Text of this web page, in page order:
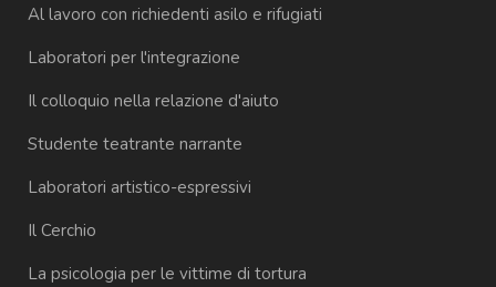
Al lavoro con richiedenti asilo e rifugiati
Laboratori per l'integrazione
Il colloquio nella relazione d'aiuto
Studente teatrante narrante
Laboratori artistico-espressivi
Il Cerchio
La psicologia per le vittime di tortura